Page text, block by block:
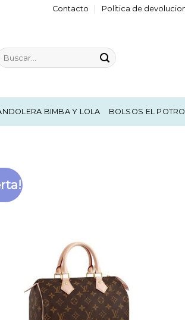
Contacto Política de
BIMBA Y LOLA BOLSOS EL POTRO